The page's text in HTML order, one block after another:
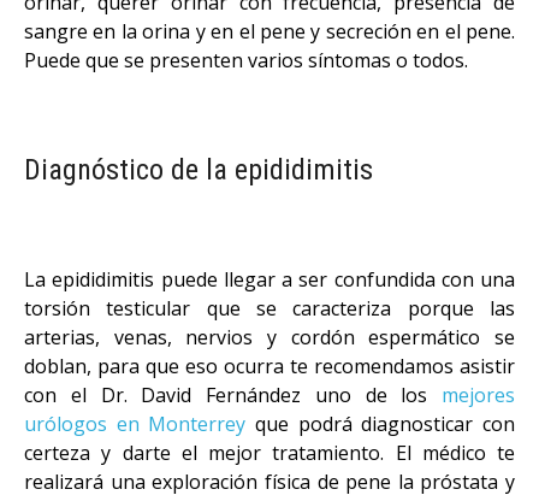
sangre en la orina y en el pene y secreción en el pene.
Puede que se presenten varios síntomas o todos.
Diagnóstico de la epididimitis
La epididimitis puede llegar a ser confundida con una
torsión testicular que se caracteriza porque las
arterias, venas, nervios y cordón espermático se
doblan, para que eso ocurra te recomendamos asistir
con el Dr. David Fernández uno de los mejores
urólogos en Monterrey que podrá diagnosticar con
certeza y darte el mejor tratamiento. El médico te
realizará una exploración física de pene la próstata y